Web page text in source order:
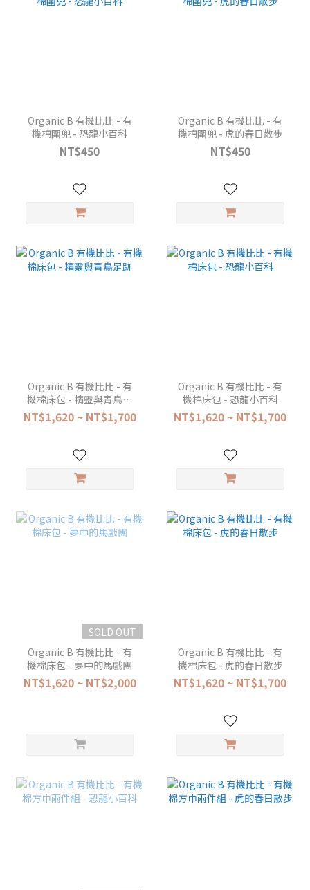
Organic B 有機比比 - 有
機棉圍兜 - 恐龍小百科
NT$450
Organic B 有機比比 - 有
機棉圍兜 - 虎的春日散步
NT$450
Organic B 有機比比 - 有
機棉床包 - 精靈與青鳥足
NT$1,620 ~ NT$1,700
Organic B 有機比比 - 有
機棉床包 - 恐龍小百科
NT$1,620 ~ NT$1,700
SOLD OUT
Organic B 有機比比 - 有
機棉床包 - 夢中的馬戲團
NT$1,620 ~ NT$2,000
Organic B 有機比比 - 有
機棉床包 - 虎的春日散步
NT$1,620 ~ NT$1,700